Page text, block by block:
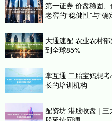
第一证券 价盘稳固
老窖的“稳健性”与“确
大通速配 农业农村
到全球85%
掌互通 二胎宝妈想
长的培训机构
配资坊 港股收盘 |